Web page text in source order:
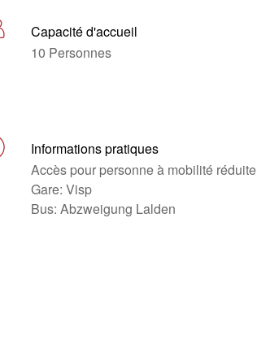
Capacité d'accueil
10 Personnes
Informations pratiques
Accès pour personne à mobilité réduite
Gare: Visp
Bus: Abzweigung Lalden